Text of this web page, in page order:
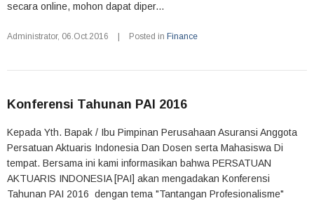
secara online, mohon dapat diper...
Administrator, 06.Oct.2016 Posted in Finance
Konferensi Tahunan PAI 2016
Kepada Yth. Bapak / Ibu Pimpinan Perusahaan Asuransi Anggota
Persatuan Aktuaris Indonesia Dan Dosen serta Mahasiswa Di
tempat. Bersama ini kami informasikan bahwa PERSATUAN
AKTUARIS INDONESIA [PAI] akan mengadakan Konferensi
Tahunan PAI 2016 dengan tema "Tantangan Profesionalisme"